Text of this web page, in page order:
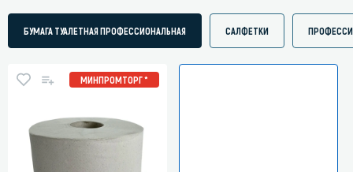
БУМАГА ТУАЛЕТНАЯ ПРОФЕССИОНАЛЬНАЯ САЛФЕТКИ
МИНПРОМТОРГ *